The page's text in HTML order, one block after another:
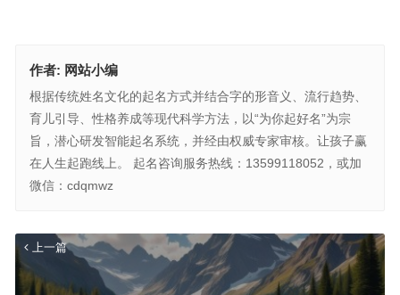
作者: 网站小编
根据传统姓名文化的起名方式并结合字的形音义、流行趋势、
育儿引导、性格养成等现代科学方法，以“为你起好名”为宗
旨，潜心研发智能起名系统，并经由权威专家审核。让孩子赢
在人生起跑线上。 起名咨询服务热线：13599118052，或加
微信：cdqmwz
上一篇